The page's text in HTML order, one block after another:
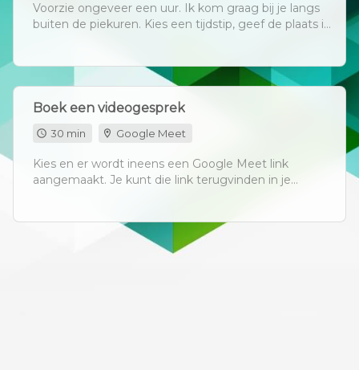
Voorzie ongeveer een uur. Ik kom graag bij je langs
buiten de piekuren. Kies een tijdstip, geef de plaats in
Boek een videogesprek
30 min Google Meet
Kies en er wordt ineens een Google Meet link
aangemaakt. Je kunt die link terugvinden in je